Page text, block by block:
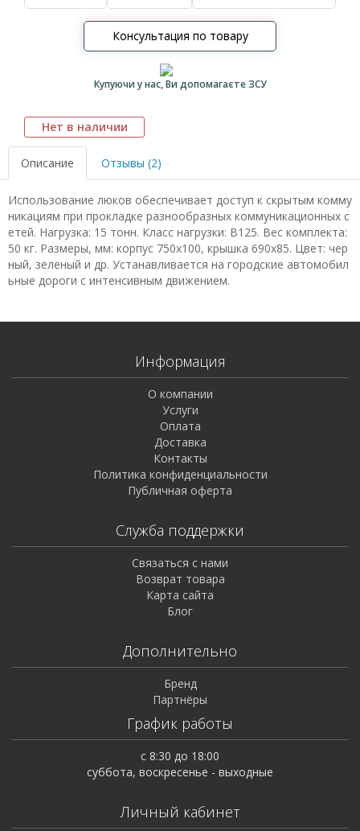
Консультация по товару
Купуючи у нас, Ви допомагаєте ЗСУ
Нет в наличии
Описание Отзывы (2)
Использование люков обеспечивает доступ к скрытым комму
никациям при прокладке разнообразных коммуникационных с
етей. Нагрузка: 15 тонн. Класс нагрузки: В125. Вес комплекта:
50 кг. Размеры, мм: корпус 750х100, крышка 690х85. Цвет: чер
ный, зеленый и др. Устанавливается на городские автомобил
ьные дороги с интенсивным движением.
Информация
О компании
Услуги
Оплата
Доставка
Контакты
Политика конфиденциальности
Публичная оферта
Служба поддержки
Связаться с нами
Возврат товара
Карта сайта
Блог
Дополнительно
Бренд
Партнёры
График работы
с 8:30 до 18:00
суббота, воскресенье - выходные
Личный кабинет